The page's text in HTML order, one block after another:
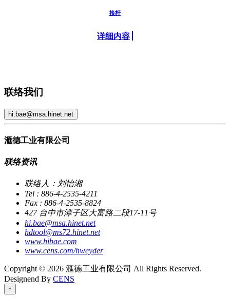
接杆
详细内容
联络我们
hi.bae@msa.hinet.net
滙德工业有限公司
联络资讯
联络人：刘怡湘
Tel : 886-4-2535-4211
Fax : 886-4-2535-8824
427 台中市潭子区大富路二段17-11号
hi.bae@msa.hinet.net
hdtool@ms72.hinet.net
www.hibae.com
www.cens.com/hweyder
Copyright © 2026 滙德工业有限公司 All Rights Reserved.
Designend By CENS
↑